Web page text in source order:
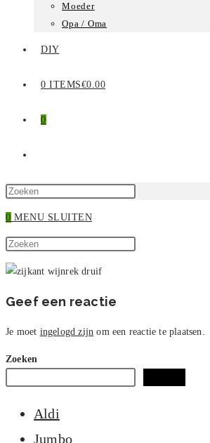
Moeder
Opa / Oma
DIY
0 ITEMS€0.00
0
ZOEKEN
0 MENU SLUITEN
Zoek
op
site
zoekpaneel
sluiten.
Geef een reactie
Je moet ingelogd zijn om een reactie te plaatsen.
Zoeken
Aldi
Jumbo